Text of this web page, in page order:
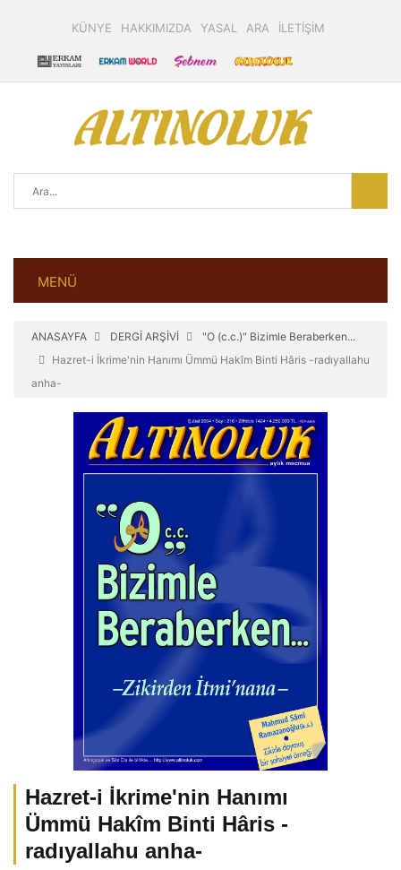
KÜNYE HAKKIMIZDA YASAL ARA İLETİŞİM
MENÜ
ANASAYFA DERGİ ARŞİVİ
"O (c.c.)" Bizimle Beraberken...
Hazret-i İkrime'nin Hanımı Ümmü Hakîm Binti Hâris -radıyallahu
anha-
Hazret-i İkrime'nin Hanımı
Ümmü Hakîm Binti Hâris -
radıyallahu anha-